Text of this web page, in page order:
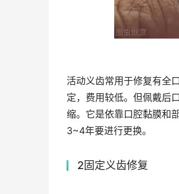
活动义齿常用于修复有全
定，费用较低。但佩戴后
缩。它是依靠口腔黏膜和
3~4年要进行更换。
2固定义齿修复